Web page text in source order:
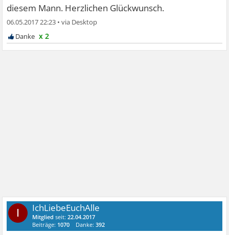
diesem Mann. Herzlichen Glückwunsch.
06.05.2017 22:23 •
x 2
I IchLiebeEuchAlle
Mitglied seit:22.04.2017
Beiträge: 1070 Danke:392